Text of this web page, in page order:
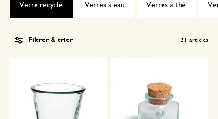
Verres à eau Verres à thé
Verre recyclé
Filtrer & trier 21 articles